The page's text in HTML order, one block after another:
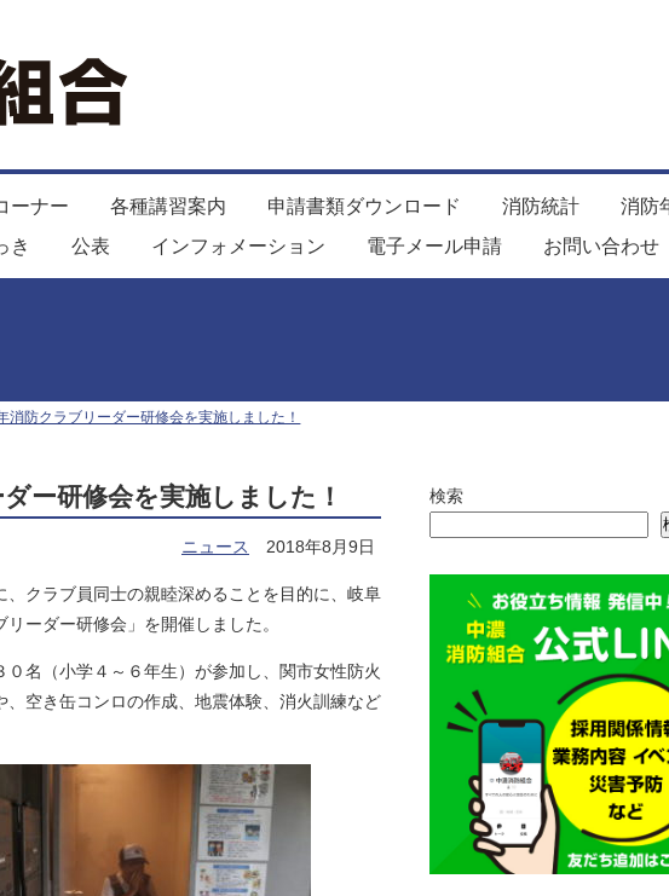
ーナー 各種講習案内 申請書類ダウンロード 消防統計
消防
き 公表 インフォメーション 電子メール申請 お問い合わせ
消防クラブリーダー研修会を実施しました！
ー研修会を実施しました！
ニュース 2018年8月9日
クラブ員同士の親睦深めることを目的に、岐阜
ーダー研修会」を開催しました。
名（小学４～６年生）が参加し、関市女性防火
空き缶コンロの作成、地震体験、消火訓練など
検索